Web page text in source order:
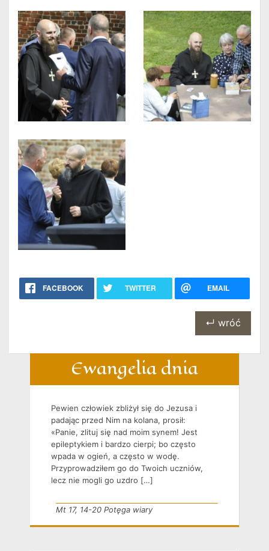
FACEBOOK TWITTER EMAIL
↵ wróć
Ewangelia dnia
Pewien człowiek zbliżył się do Jezusa i
padając przed Nim na kolana, prosił:
«Panie, zlituj się nad moim synem! Jest
epileptykiem i bardzo cierpi; bo często
wpada w ogień, a często w wodę.
Przyprowadziłem go do Twoich uczniów,
lecz nie mogli go uzdro […]
Mt 17, 14-20 Potęga wiary